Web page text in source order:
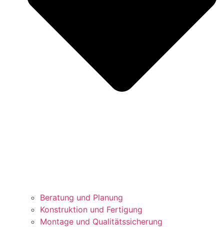
Beratung und Planung
Konstruktion und Fertigung
Montage und Qualitätssicherung